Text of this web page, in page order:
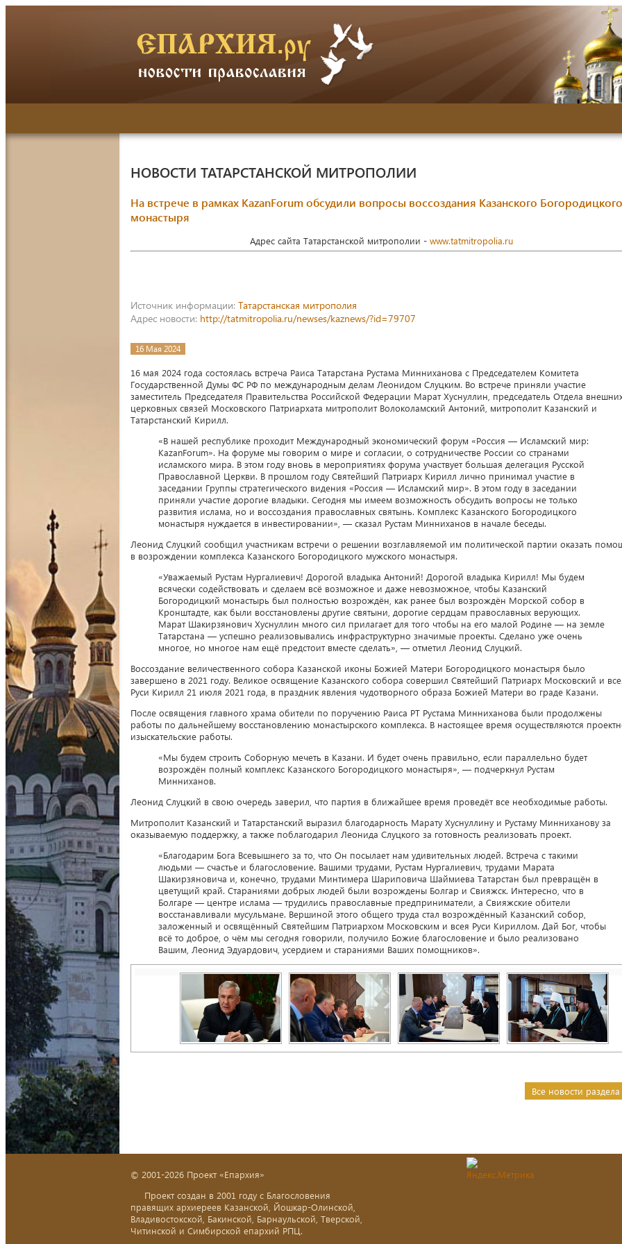
НОВОСТИ ТАТАРСТАНСКОЙ МИТРОПОЛИИ
На встрече в рамках KazanForum обсудили вопросы воссоздания Казанского Богородицкого
монастыря
Адрес сайта Татарстанской митрополии - www.tatmitropolia.ru
Источник информации: Татарстанская митрополия
Адрес новости: http://tatmitropolia.ru/newses/kaznews/?id=79707
16 Мая 2024
16 мая 2024 года состоялась встреча Раиса Татарстана Рустама Минниханова с Председателем Комитета
Государственной Думы ФС РФ по международным делам Леонидом Слуцким. Во встрече приняли участие
заместитель Председателя Правительства Российской Федерации Марат Хуснуллин, председатель Отдела
церковных связей Московского Патриархата митрополит Волоколамский Антоний, митрополит Казанский и
Татарстанский Кирилл.
«В нашей республике проходит Международный экономический форум «Россия — Исламский мир:
KazanForum». На форуме мы говорим о мире и согласии, о сотрудничестве России со странами
исламского мира. В этом году вновь в мероприятиях форума участвует большая делегация Русской
Православной Церкви. В прошлом году Святейший Патриарх Кирилл лично принимал участие в
заседании Группы стратегического видения «Россия — Исламский мир». В этом году в заседании
приняли участие дорогие владыки. Сегодня мы имеем возможность обсудить вопросы не только
развития ислама, но и воссоздания православных святынь. Комплекс Казанского Богородицкого
монастыря нуждается в инвестировании», — сказал Рустам Минниханов в начале беседы.
Леонид Слуцкий сообщил участникам встречи о решении возглавляемой им политической партии оказать
в возрождении комплекса Казанского Богородицкого мужского монастыря.
«Уважаемый Рустам Нургалиевич! Дорогой владыка Антоний! Дорогой владыка Кирилл! Мы будем
всячески содействовать и сделаем всё возможное и даже невозможное, чтобы Казанский
Богородицкий монастырь был полностью возрождён, как ранее был возрождён Морской собор в
Кронштадте, как были восстановлены другие святыни, дорогие сердцам православных верующих.
Марат Шакирзянович Хуснуллин много сил прилагает для того чтобы на его малой Родине — на земле
Татарстана — успешно реализовывались инфраструктурно значимые проекты. Сделано уже очень
многое, но многое нам ещё предстоит вместе сделать», — отметил Леонид Слуцкий.
Воссоздание величественного собора Казанской иконы Божией Матери Богородицкого монастыря было
завершено в 2021 году. Великое освящение Казанского собора совершил Святейший Патриарх Московский и
Руси Кирилл 21 июля 2021 года, в праздник явления чудотворного образа Божией Матери во граде Казани.
После освящения главного храма обители по поручению Раиса РТ Рустама Минниханова были продолжены
работы по дальнейшему восстановлению монастырского комплекса. В настоящее время осуществляются
изыскательские работы.
«Мы будем строить Соборную мечеть в Казани. И будет очень правильно, если параллельно будет
возрождён полный комплекс Казанского Богородицкого монастыря», — подчеркнул Рустам
Минниханов.
Леонид Слуцкий в свою очередь заверил, что партия в ближайшее время проведёт все необходимые работы.
Митрополит Казанский и Татарстанский выразил благодарность Марату Хуснуллину и Рустаму Минниханову за
оказываемую поддержку, а также поблагодарил Леонида Слуцкого за готовность реализовать проект.
«Благодарим Бога Всевышнего за то, что Он посылает нам удивительных людей. Встреча с такими
людьми — счастье и благословение. Вашими трудами, Рустам Нургалиевич, трудами Марата
Шакирзяновича и, конечно, трудами Минтимера Шариповича Шаймиева Татарстан был превращён в
цветущий край. Стараниями добрых людей были возрождены Болгар и Свияжск. Интересно, что в
Болгаре — центре ислама — трудились православные предприниматели, а Свияжские обители
восстанавливали мусульмане. Вершиной этого общего труда стал возрождённый Казанский собор,
заложенный и освящённый Святейшим Патриархом Московским и всея Руси Кириллом. Дай Бог, чтобы
всё то доброе, о чём мы сегодня говорили, получило Божие благословение и было реализовано
Вашим, Леонид Эдуардович, усердием и стараниями Ваших помощников».
Все новости
© 2001-2026 Проект «Епархия»
Проект создан в 2001 году с Благословения
правящих архиереев Казанской, Йошкар-Олинской,
Владивостокской, Бакинской, Барнаульской, Тверской,
Читинской и Симбирской епархий РПЦ.